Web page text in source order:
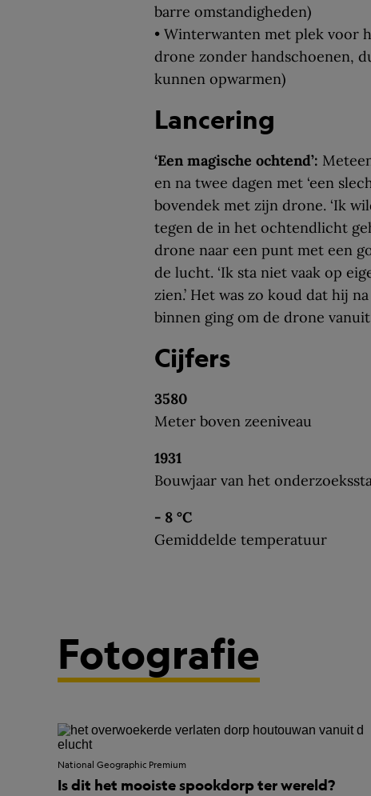
barre omstandigheden)
• Winterwanten met plek voor
drone zonder handschoenen,
kunnen opwarmen)
Lancering
‘Een magische ochtend’:
en na twee dagen met ‘een
bovendek met zijn drone. ‘Ik
tegen de in het ochtendlicht
drone naar een punt met een
de lucht. ‘Ik sta niet vaak op
zien.’ Het was zo koud dat hij
binnen ging om de drone
Cijfers
3580
Meter boven zeeniveau
1931
Bouwjaar van het
- 8 °C
Gemiddelde temperatuur
Fotografie
National Geographic Premium
Is dit het mooiste spookdorp ter wereld?